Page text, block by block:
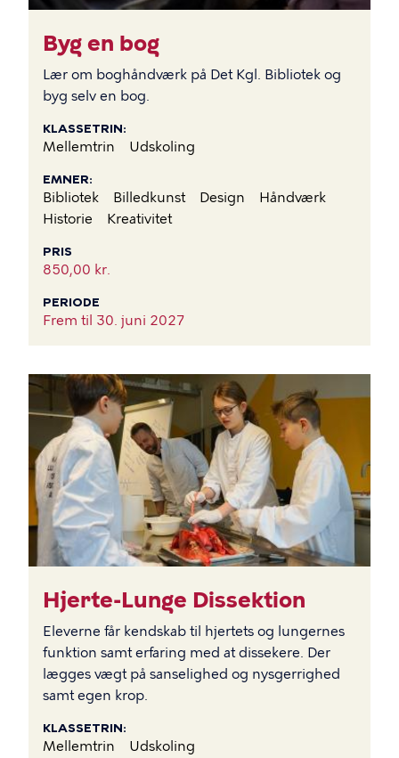
Byg en bog
Lær om boghåndværk på Det Kgl. Bibliotek og
byg selv en bog.
KLASSETRIN
Mellemtrin Udskoling
EMNER
Bibliotek Billedkunst Design
Håndværk
Historie
Kreativitet
PRIS
850,00 kr.
PERIODE
Frem til 30. juni 2027
BILLEDE
Hjerte-Lunge Dissektion
Eleverne får kendskab til hjertets og lungernes
funktion samt erfaring med at dissekere. Der
lægges vægt på sanselighed og nysgerrighed
samt egen krop.
KLASSETRIN
Mellemtrin Udskoling